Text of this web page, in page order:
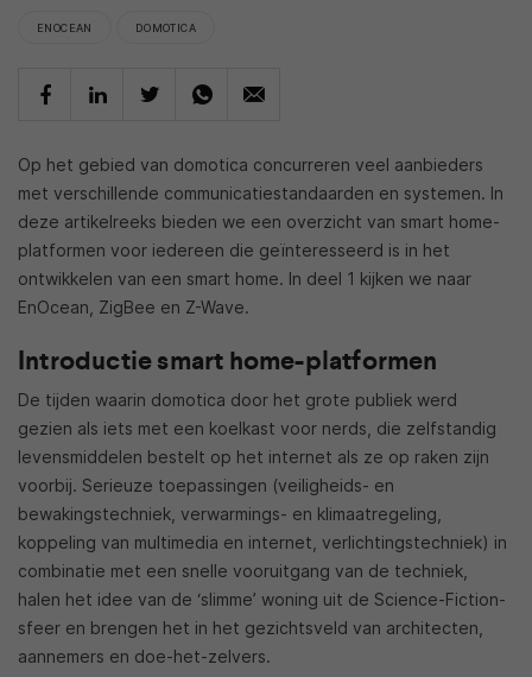
ENOCEAN DOMOTICA
Op het gebied van domotica concurreren veel aanbieders
met verschillende communicatiestandaarden en systemen. In
deze artikelreeks bieden we een overzicht van smart home-
platformen voor iedereen die geïnteresseerd is in het
ontwikkelen van een smart home. In deel 1 kijken we naar
EnOcean, ZigBee en Z-Wave.
Introductie smart home-platformen
De tijden waarin domotica door het grote publiek werd
gezien als iets met een koelkast voor nerds, die zelfstandig
levensmiddelen bestelt op het internet als ze op raken zijn
voorbij. Serieuze toepassingen (veiligheids- en
bewakingstechniek, verwarmings- en klimaatregeling,
koppeling van multimedia en internet, verlichtingstechniek) in
combinatie met een snelle vooruitgang van de techniek,
halen het idee van de ‘slimme’ woning uit de Science-Fiction-
sfeer en brengen het in het gezichtsveld van architecten,
aannemers en doe-het-zelvers.